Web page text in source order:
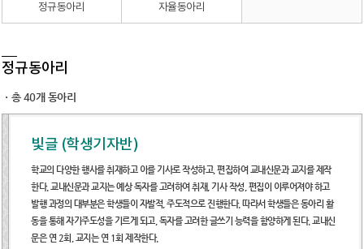
학교재정
열린광장
정규동아리 자율동아리
정규동아리
ㆍ총 40개 동아리
빛글 (학생기자반)
학교의 다양한 행사를 취재하고 이를 기사로 작성하고, 편집하여 교내신문과 교지를 제작
한다. 교내신문과 교지는 예상 독자를 고려하여 취재, 기사 작성, 편집이 이루어져야 하고
발행 과정의 대부분은 학생들이 자발적, 주도적으로 진행한다. 따라서 학생들은 동아리 활
동을 통해 자기주도성을 기르게 되고, 독자를 고려한 글쓰기 능력을 함양하게 된다. 교내신
문은 연 2회, 교지는 연 1회 제작한다.